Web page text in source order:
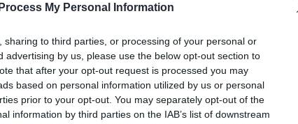
My Personal Information
sharing to third parties, or processing of your personal or
advertising by us, please use the below opt-out section to
that after your opt-out request is processed you may
based on personal information utilized by us or personal
prior to your opt-out. You may separately opt-out of the
information by third parties on the IAB’s list of downstream
șase din ultimele șapte
lor titlu dinLiga Campionilor și
un timp, s-a convins că are